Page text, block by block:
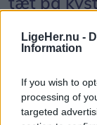
LigeHer.nu -
Information
If you wish to
processing of
targeted
Journalist
07. august 2026 kl.
ÅLBÆK: